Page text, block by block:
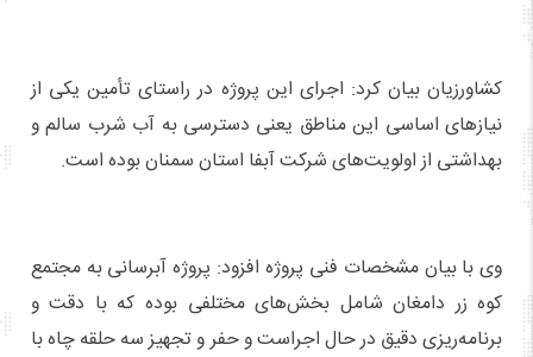
کشاورزیان بیان کرد: اجرای این پروژه در راستای تأمین یکی از
نیازهای اساسی این مناطق یعنی دسترسی به آب شرب سالم و
بهداشتی از اولویت‌های شرکت آبفا استان سمنان بوده است.
وی با بیان مشخصات فنی پروژه افزود: پروژه آبرسانی به مجتمع
کوه زر دامغان شامل بخش‌های مختلفی بوده که با دقت و
برنامه‌ریزی دقیق در حال اجراست و حفر و تجهیز سه حلقه چاه با